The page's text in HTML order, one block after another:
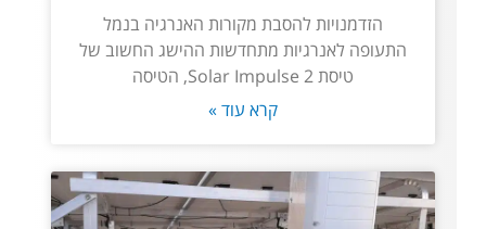
הזדמנויות להסבת מקורות האנרגיה בנמל
התעופה לאנרגיות מתחדשות ההישג החשוב של
טיסת Solar Impulse 2, הטיסה
קרא עוד »